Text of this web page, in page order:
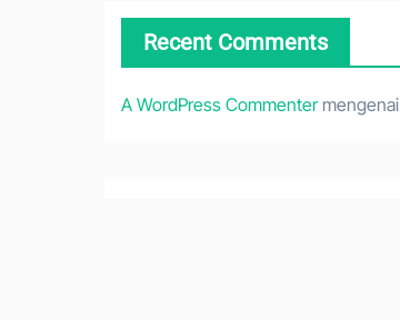
Recent Comments
A WordPress Commentermengenai